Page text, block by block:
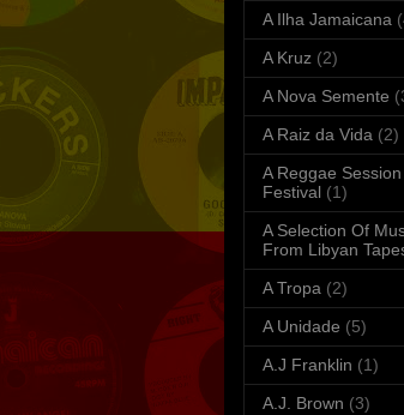
A Ilha Jamaicana
A Kruz (2)
A Nova Semente
A Raiz da Vida (2)
A Reggae Session
Festival (1)
A Selection Of
From Libyan
A Tropa (2)
A Unidade (5)
A.J Franklin (1)
A.J. Brown (3)